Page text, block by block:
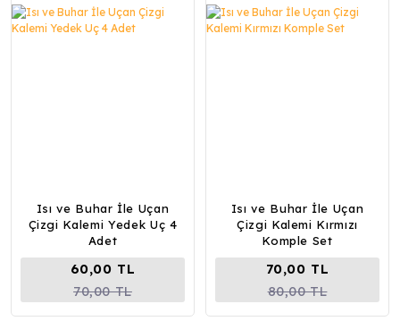
Isı ve Buhar İle Uçan
Çizgi Kalemi Yedek Uç 4
Adet
60,00 TL
70,00 TL
Isı ve Buhar İle Uçan
Çizgi Kalemi Kırmızı
Komple Set
70,00 TL
80,00 TL